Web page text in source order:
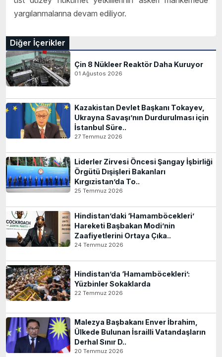
yargılanmalarına devam ediliyor.
Diğer İçerikler
Çin 8 Nükleer Reaktör Daha Kuruyor
01 Ağustos 2026
Kazakistan Devlet Başkanı Tokayev,
Ukrayna Savaşı’nın Durdurulması için
İstanbul Süre..
27 Temmuz 2026
Liderler Zirvesi Öncesi Şangay İşbirliği
Örgütü Dışişleri Bakanları
Kırgızistan’da To..
25 Temmuz 2026
Hindistan’daki ‘Hamamböcekleri’
Hareketi Başbakan Modi’nin
Zaafiyetlerini Ortaya Çıka..
24 Temmuz 2026
Hindistan’da ‘Hamamböcekleri’:
Yüzbinler Sokaklarda
22 Temmuz 2026
Malezya Başbakanı Enver İbrahim,
Ülkede Bulunan İsrailli Vatandaşların
Derhal Sınır D..
20 Temmuz 2026